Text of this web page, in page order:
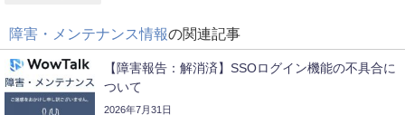
障害・メンテナンス情報の関連記事
【障害報告：解消済】SSOログイン機能の不具合に
ついて
2026年7月31日